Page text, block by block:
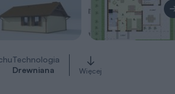
Technologia
Drewniana
Więcej